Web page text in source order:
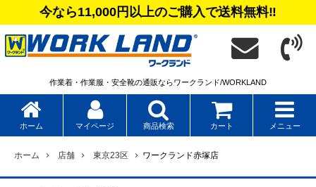
今なら11,000円以上のご購入で送料無料‼
作業着・作業服・安全靴の通販ならワークランド/WORKLAND
ホーム マイページ 商品検索 カート メニュー
ホーム 店舗 東京23区 ワークランド赤塚店